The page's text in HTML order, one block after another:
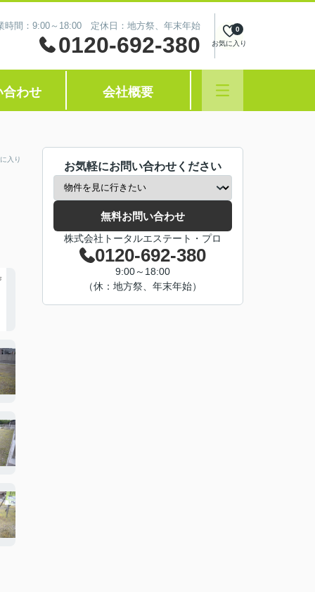
時間：9:00～18:00 定休日：地方祭、年末年始
0120-692-380 お気に入り
0
合わせ 会社概要
入り
お気軽にお問い合わせください
無料お問い合わせ
株式会社トータルエステート・プロ
0120-692-380
9:00～18:00
（休：地方祭、年末年始）